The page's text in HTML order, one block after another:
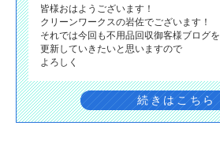
皆様おはようございます！
クリーンワークスの岩佐でございます！
それでは今回も不用品回収御客様ブログを
更新していきたいと思いますので
よろしく
続きはこちら